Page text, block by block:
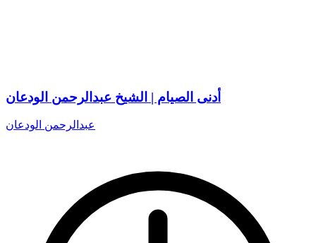
أدنى الصيام | الشيخ عبدالرحمن الودعان
عبدالرحمن الودعان